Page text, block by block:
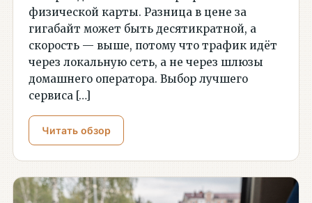
физической карты. Разница в цене за
гигабайт может быть десятикратной, а
скорость — выше, потому что трафик идёт
через локальную сеть, а не через шлюзы
домашнего оператора. Выбор лучшего
сервиса […]
Читать обзор